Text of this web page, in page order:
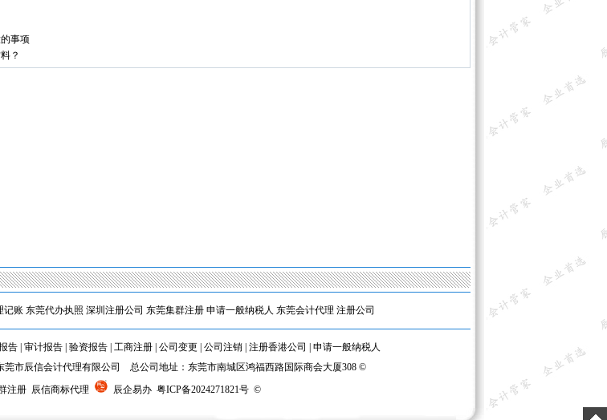
事项
？
记账 东莞代办执照 深圳注册公司 东莞集群注册 申请一般纳税人 东莞会计代理 注册公司
告 审计报告 验资报告 工商注册 公司变更 公司注销 注册香港公司
申请一般纳税人
市辰信会计代理有限公司 总公司地址：东莞市南城区鸿福西路国际商会大厦308 ©
注册 辰信商标代理 辰企易办 粤ICP备2024271821号©